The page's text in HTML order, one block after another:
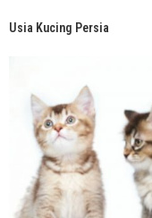
Usia Kucing Persia